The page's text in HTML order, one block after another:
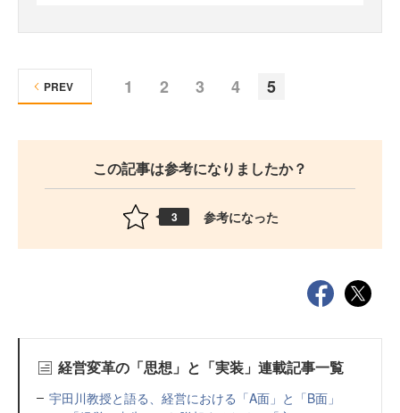
1 2 3 4 5
PREV
この記事は参考になりましたか？
3 参考になった
経営変革の「思想」と「実装」連載記事一覧
宇田川教授と語る、経営における「A面」と「B面」